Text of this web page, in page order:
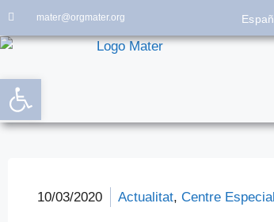
mater@orgmater.org
10/03/2020 Actualitat, Centre
Obre la barra d'eines